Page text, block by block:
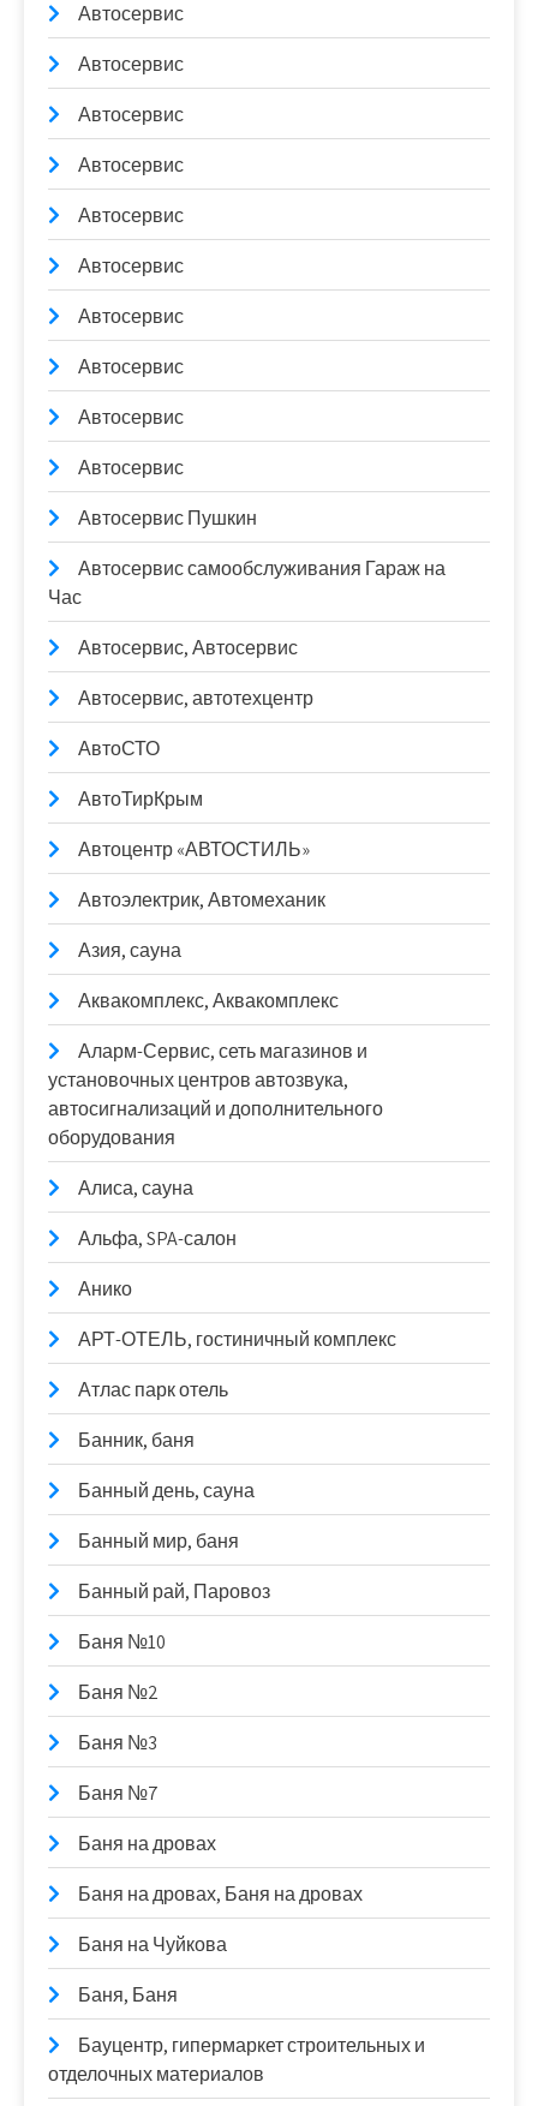
Автосервис
Автосервис
Автосервис
Автосервис
Автосервис
Автосервис
Автосервис
Автосервис
Автосервис
Автосервис
Автосервис Пушкин
Автосервис самообслуживания Гараж на
Час
Автосервис, Автосервис
Автосервис, автотехцентр
АвтоСТО
АвтоТирКрым
Автоцентр «АВТОСТИЛЬ»
Автоэлектрик, Автомеханик
Азия, сауна
Аквакомплекс, Аквакомплекс
Аларм-Сервис, сеть магазинов и
установочных центров автозвука,
автосигнализаций и дополнительного
оборудования
Алиса, сауна
Альфа, SPA-салон
Анико
АРТ-ОТЕЛЬ, гостиничный комплекс
Атлас парк отель
Банник, баня
Банный день, сауна
Банный мир, баня
Банный рай, Паровоз
Баня №10
Баня №2
Баня №3
Баня №7
Баня на дровах
Баня на дровах, Баня на дровах
Баня на Чуйкова
Баня, Баня
Бауцентр, гипермаркет строительных и
отделочных материалов